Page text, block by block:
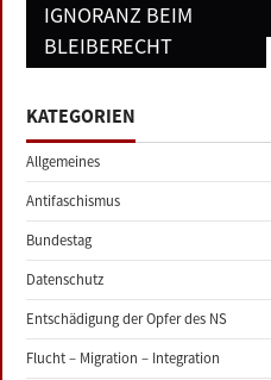
IGNORANZ BEIM
BLEIBERECHT
KATEGORIEN
Allgemeines
Antifaschismus
Bundestag
Datenschutz
Entschädigung der Opfer des NS
Flucht – Migration – Integration